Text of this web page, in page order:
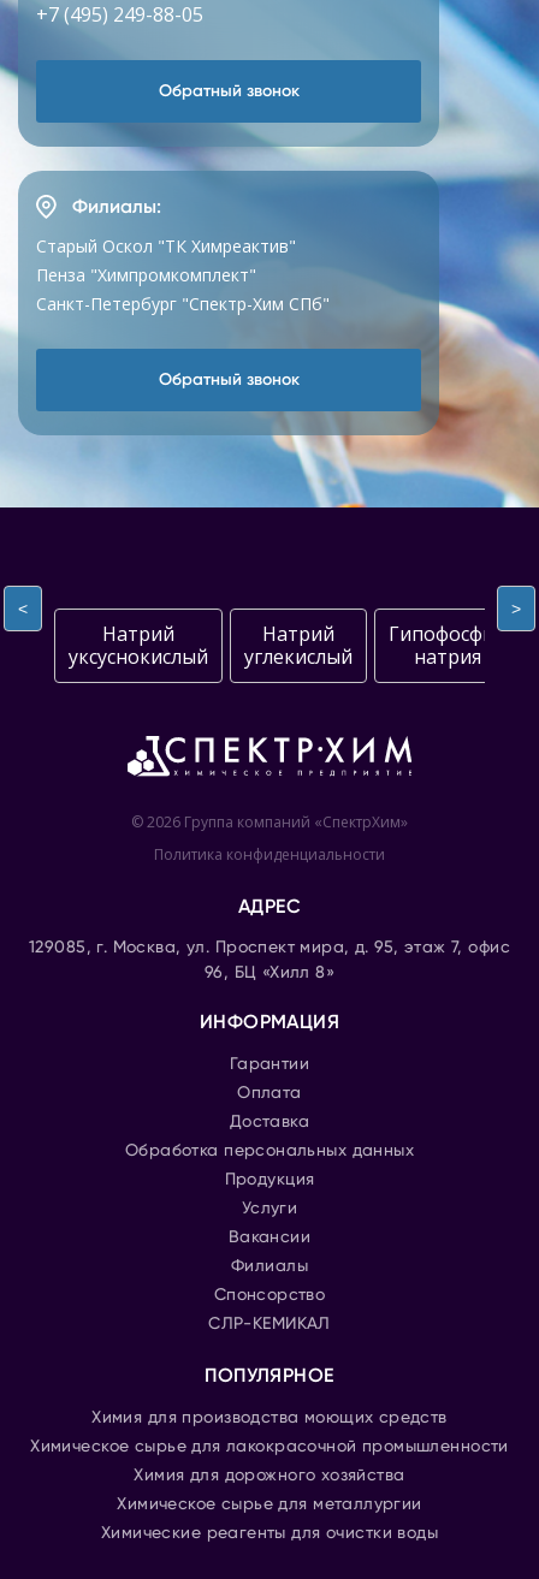
+7 (495) 249-88-05
Обратный звонок
Филиалы:
Старый Оскол "ТК Химреактив"
Пенза "Химпромкомплект"
Санкт-Петербург "Спектр-Хим СПб"
Обратный звонок
<
Натрий
уксуснокислый
Натрий
углекислый
Гипофосфит
натрия
>
© 2026 Группа компаний «СпектрХим»
Политика конфиденциальности
АДРЕС
129085, г. Москва, ул. Проспект мира, д. 95, этаж 7, офис
96, БЦ «Хилл 8»
ИНФОРМАЦИЯ
Гарантии
Оплата
Доставка
Обработка персональных данных
Продукция
Услуги
Вакансии
Филиалы
Спонсорство
СЛР-КЕМИКАЛ
ПОПУЛЯРНОЕ
Химия для производства моющих средств
Химическое сырье для лакокрасочной промышленности
Химия для дорожного хозяйства
Химическое сырье для металлургии
Химические реагенты для очистки воды